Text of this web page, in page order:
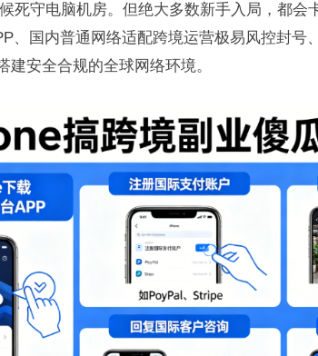
死守电脑机房。但绝大多数新手入局，都会
、国内普通网络适配跨境运营极易风控封号
建安全合规的全球网络环境。